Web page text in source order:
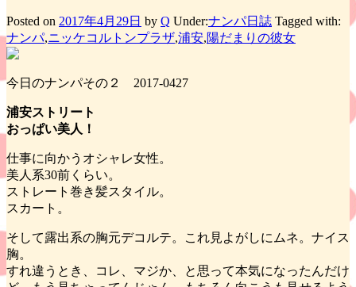
Posted on 2017年4月29日 by Q Under:ナンパ日誌 Tagged with:
ナンパ,ニッケコルトンプラザ,浦安,陽だまりの彼女
今日のナンパその２ 2017-0427
浦安ストリート
おっぱい美人！
仕事に向かうオシャレ女性。
美人系30前くらい。
ストレート巻き髪スタイル。
スカート。
そして露出系の胸元デコルテ。これ見よがしにムネ。ナイス
胸。
すれ違うとき、コレ、マジか、と思って本気になったんだけ